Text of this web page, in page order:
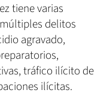
tiene varias
delitos
agravado,
tráfico ilícito de
ilícitas.